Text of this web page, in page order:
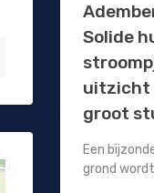
Solide
uitzicht
groot
Een
grond